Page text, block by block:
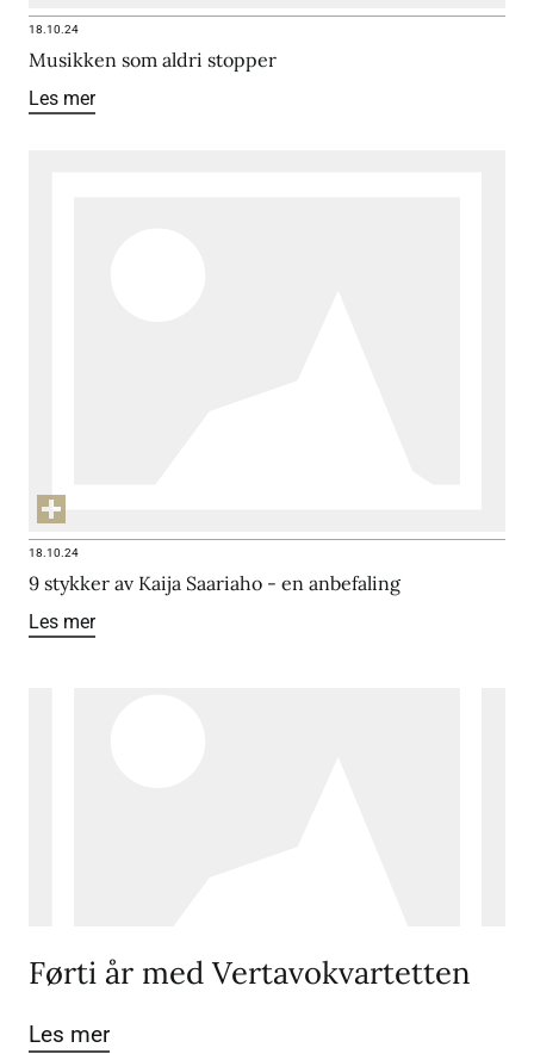
18.10.24
Musikken som aldri stopper
Les mer
18.10.24
9 stykker av Kaija Saariaho - en anbefaling
Les mer
Førti år med Vertavokvartetten
Les mer